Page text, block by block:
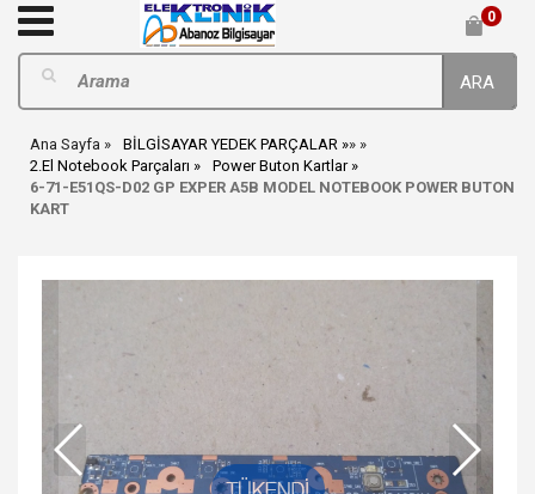
0
ARA
Ana Sayfa BİLGİSAYAR YEDEK PARÇALAR
»
2.El Notebook Parçaları
»
Power Buton Kartlar
6-71-E51QS-D02 GP EXPER A5B MODEL NOTEBOOK POWER BUTON
KART